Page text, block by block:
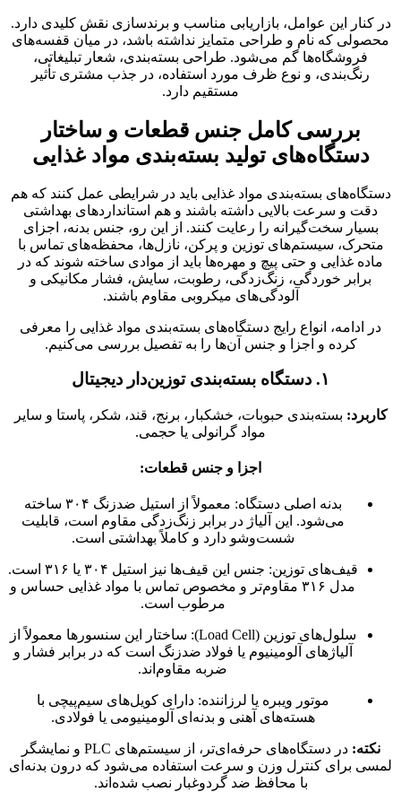
در کنار این عوامل، بازاریابی مناسب و برندسازی نقش کلیدی دارد.
محصولی که نام و طراحی متمایز نداشته باشد، در میان قفسه‌های
فروشگاه‌ها گم می‌شود. طراحی بسته‌بندی، شعار تبلیغاتی،
رنگ‌بندی، و نوع ظرف مورد استفاده، در جذب مشتری تأثیر
مستقیم دارد.
بررسی کامل جنس قطعات و ساختار
دستگاه‌های تولید بسته‌بندی مواد غذایی
دستگاه‌های بسته‌بندی مواد غذایی باید در شرایطی عمل کنند که هم
دقت و سرعت بالایی داشته باشند و هم استانداردهای بهداشتی
بسیار سخت‌گیرانه را رعایت کنند. از این رو، جنس بدنه، اجزای
متحرک، سیستم‌های توزین و پرکن، نازل‌ها، محفظه‌های تماس با
ماده غذایی و حتی پیچ و مهره‌ها باید از موادی ساخته شوند که در
برابر خوردگی، زنگ‌زدگی، رطوبت، سایش، فشار مکانیکی و
آلودگی‌های میکروبی مقاوم باشند.
در ادامه، انواع رایج دستگاه‌های بسته‌بندی مواد غذایی را معرفی
کرده و اجزا و جنس آن‌ها را به تفصیل بررسی می‌کنیم.
۱. دستگاه بسته‌بندی توزین‌دار دیجیتال
کاربرد: بسته‌بندی حبوبات، خشکبار، برنج، قند، شکر، پاستا و سایر
مواد گرانولی یا حجمی.
اجزا و جنس قطعات:
بدنه اصلی دستگاه: معمولاً از استیل ضدزنگ ۳۰۴ ساخته
می‌شود. این آلیاژ در برابر زنگ‌زدگی مقاوم است، قابلیت
شست‌وشو دارد و کاملاً بهداشتی است.
قیف‌های توزین: جنس این قیف‌ها نیز استیل ۳۰۴ یا ۳۱۶ است.
مدل ۳۱۶ مقاوم‌تر و مخصوص تماس با مواد غذایی حساس و
مرطوب است.
سلول‌های توزین (Load Cell): ساختار این سنسورها معمولاً از
آلیاژهای آلومینیوم یا فولاد ضدزنگ است که در برابر فشار و
ضربه مقاوم‌اند.
موتور ویبره یا لرزاننده: دارای کویل‌های سیم‌پیچی با
هسته‌های آهنی و بدنه‌ای آلومینیومی یا فولادی.
نکته:
در دستگاه‌های حرفه‌ای‌تر، از سیستم‌های PLC و نمایشگر
لمسی برای کنترل وزن و سرعت استفاده می‌شود که درون بدنه‌ای
با محافظ ضد گردوغبار نصب شده‌اند.